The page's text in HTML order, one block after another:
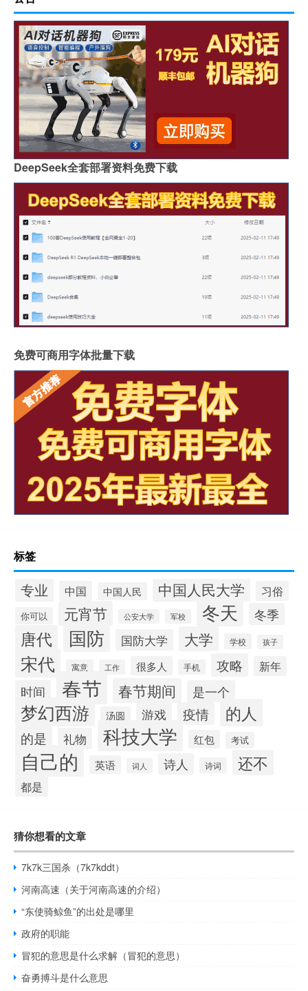
DeepSeek全套部署资料免费下载
免费可商用字体批量下载
标签
专业 中国 中国人民 中国人民大学 习俗
你可以 元宵节 公安大学 军校 冬天 冬季
唐代 国防 国防大学 大学 学校 孩子
宋代 寓意 工作 很多人 手机 攻略 新年
时间 春节 春节期间 是一个
梦幻西游 汤圆 游戏 疫情 的人
的是 礼物 科技大学 红包 考试
自己的 英语 词人 诗人 诗词 还不
都是
猜你想看的文章
7k7k三国杀（7k7kddt）
河南高速（关于河南高速的介绍）
“东使骑鲸鱼”的出处是哪里
政府的职能
冒犯的意思是什么求解（冒犯的意思）
奋勇搏斗是什么意思